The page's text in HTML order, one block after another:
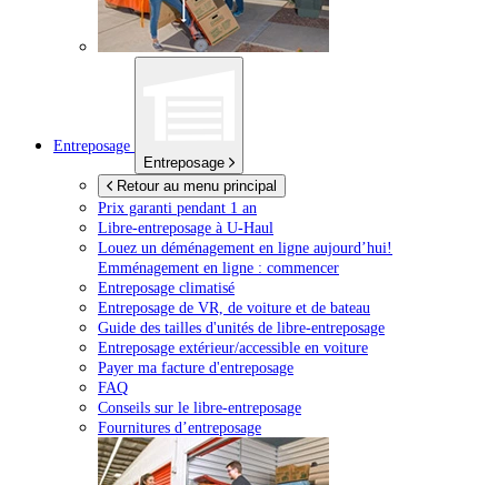
Entreposage
Entreposage
Retour au menu principal
Prix garanti pendant 1 an
Libre-entreposage à U-Haul
Louez un déménagement en ligne aujourd’hui!
Emménagement en ligne : commencer
Entreposage climatisé
Entreposage de VR, de voiture et de bateau
Guide des tailles d'unités de libre-entreposage
Entreposage extérieur/accessible en voiture
Payer ma facture d'entreposage
FAQ
Conseils sur le libre-entreposage
Fournitures d’entreposage